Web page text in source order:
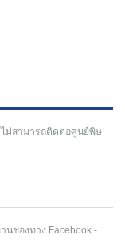
ม่สามารถติดต่อศูนย์พิษ
ช่องทาง Facebook -